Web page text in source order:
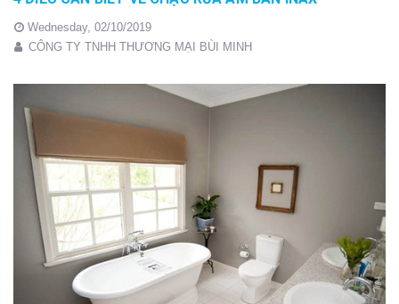
Wednesday, 02/10/2019
CÔNG TY TNHH THƯƠNG MẠI BÙI MINH